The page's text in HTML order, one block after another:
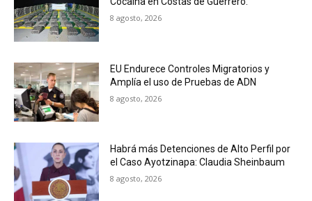
8 agosto, 2026
EU Endurece Controles Migratorios y
Amplía el uso de Pruebas de ADN
8 agosto, 2026
Habrá más Detenciones de Alto Perfil por
el Caso Ayotzinapa: Claudia Sheinbaum
8 agosto, 2026